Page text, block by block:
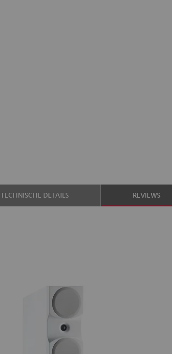
TECHNISCHE DETAILS REVIEWS